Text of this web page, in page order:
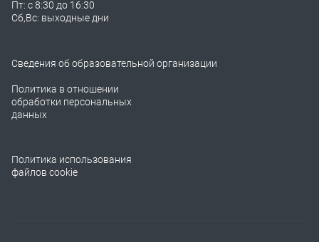
Пт: с 8:30 до 16:30
Сб,Вс: выходные дни
Сведения об образовательной организации
Политика в отношении
обработки персональных
данных
Политика использования
файлов cookie